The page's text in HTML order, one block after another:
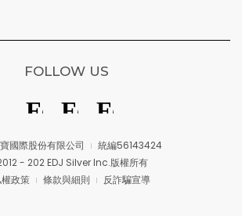
國際股份有限公司
統編56143424
- 202 EDJ Silver Inc.版權所有
政策
條款與細則 反詐騙宣導
FOLLOW US